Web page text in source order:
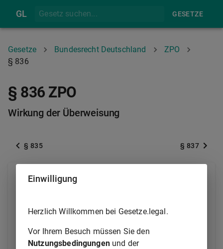
GL GESETZE
Gesetze Bundesrecht Deutschland
ZPO
§ 836
§ 836 ZPO
Wirkung der Überweisung
§ 835 § 837
(1) Die Überweisung ersetzt die förmlichen
Berechtigung zur Einziehung der Forderung abhängig
(2) Der Überweisungsbeschluss gilt, auch wenn er mit
Einwilligung
Herzlich Willkommen bei Gesetze.legal.
Vor Ihrem Besuch müssen Sie den
Nutzungsbedingungenund der